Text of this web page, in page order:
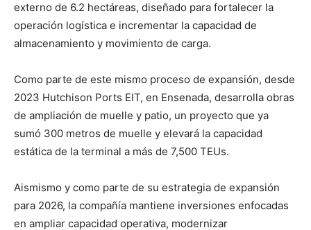
externo de 6.2 hectáreas, diseñado para fortalecer la
operación logística e incrementar la capacidad de
almacenamiento y movimiento de carga.
Como parte de este mismo proceso de expansión, desde
2023 Hutchison Ports EIT, en Ensenada, desarrolla obras
de ampliación de muelle y patio, un proyecto que ya
sumó 300 metros de muelle y elevará la capacidad
estática de la terminal a más de 7,500 TEUs.
Aismismo y como parte de su estrategia de expansión
para 2026, la compañía mantiene inversiones enfocadas
en ampliar capacidad operativa, modernizar